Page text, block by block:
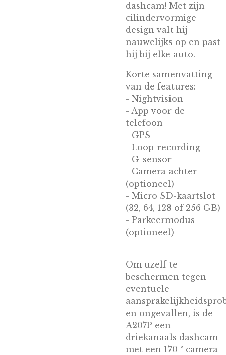
dashcam! Met zijn
cilindervormige
design valt hij
nauwelijks op en past
hij bij elke auto.
Korte samenvatting
van de features:
- Nightvision
- App voor de
telefoon
- GPS
- Loop-recording
- G-sensor
- Camera achter
(optioneel)
- Micro SD-kaartslot
(32, 64, 128 of 256 GB)
- Parkeermodus
(optioneel)
Om uzelf te
beschermen tegen
eventuele
en ongevallen, is de
A207P een
driekanaals dashcam
met een 170 ° camera